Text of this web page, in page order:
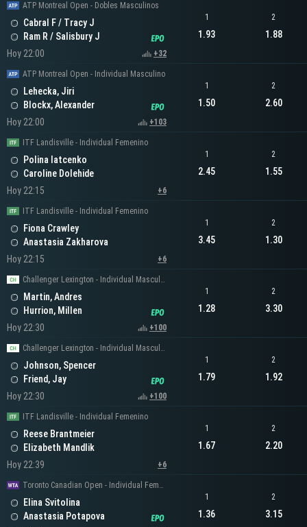
ATP Montreal Open - Dobles Masculinos
Cabral F / Tracy J
Ram R / Salisbury J
Hoy 22:00
+32
1
1.93
2
1.88
ATP Montreal Open - Individual Masculino
Lehecka, Jiri
Blockx, Alexander
Hoy 22:00
+103
1
1.50
2
2.60
ITF Landisville - Individual Femenino
Polina Iatcenko
Caroline Dolehide
Hoy 22:15
+6
1
2.45
2
1.55
ITF Landisville - Individual Femenino
Fiona Crawley
Anastasia Zakharova
Hoy 22:15
+6
1
3.45
2
1.30
Challenger Lexington - Individual Masculino
Martin, Andres
Hurrion, Millen
Hoy 22:30
+100
1
1.28
2
3.30
Challenger Lexington - Individual Masculino
Johnson, Spencer
Friend, Jay
Hoy 22:30
+100
1
1.79
2
1.92
ITF Landisville - Individual Femenino
Reese Brantmeier
Elizabeth Mandlik
Hoy 22:39
+6
1
1.67
2
2.20
Toronto Canadian Open - Individual Femenino
Elina Svitolina
Anastasia Potapova
1
1.36
2
3.15